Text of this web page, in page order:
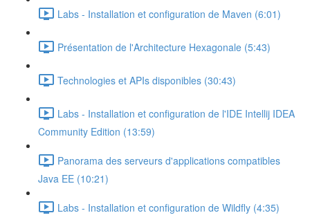
Labs - Installation et configuration de Maven (6:01)
Présentation de l'Architecture Hexagonale (5:43)
Technologies et APIs disponibles (30:43)
Labs - Installation et configuration de l'IDE Intellij IDEA
Community Edition (13:59)
Panorama des serveurs d'applications compatibles
Java EE (10:21)
Labs - Installation et configuration de Wildfly (4:35)